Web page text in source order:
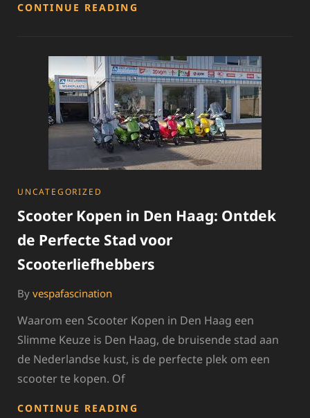
CONTINUE READING
VAN
EEN
BETROUWBARE
TWEEDEHANDS
BROMFIETS
CATEGORIES
UNCATEGORIZED
Scooter Kopen in Den Haag: Ontdek
de Perfecte Stad voor
Scooterliefhebbers
By vespafascination
Waarom een Scooter Kopen in Den Haag een
Slimme Keuze is Den Haag, de bruisende stad aan
de Nederlandse kust, is de perfecte plek om een
scooter te kopen. Of
CONTINUE READING